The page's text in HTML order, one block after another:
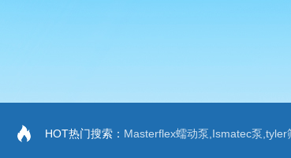
HOT热门搜索： Masterflex蠕动泵,Ismatec泵,tyler筛分